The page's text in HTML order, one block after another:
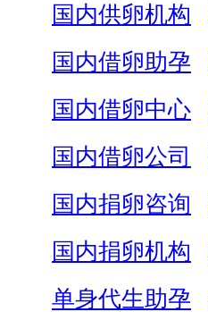
国内供卵机构
国内借卵助孕
国内借卵中心
国内借卵公司
国内捐卵咨询
国内捐卵机构
单身代生助孕